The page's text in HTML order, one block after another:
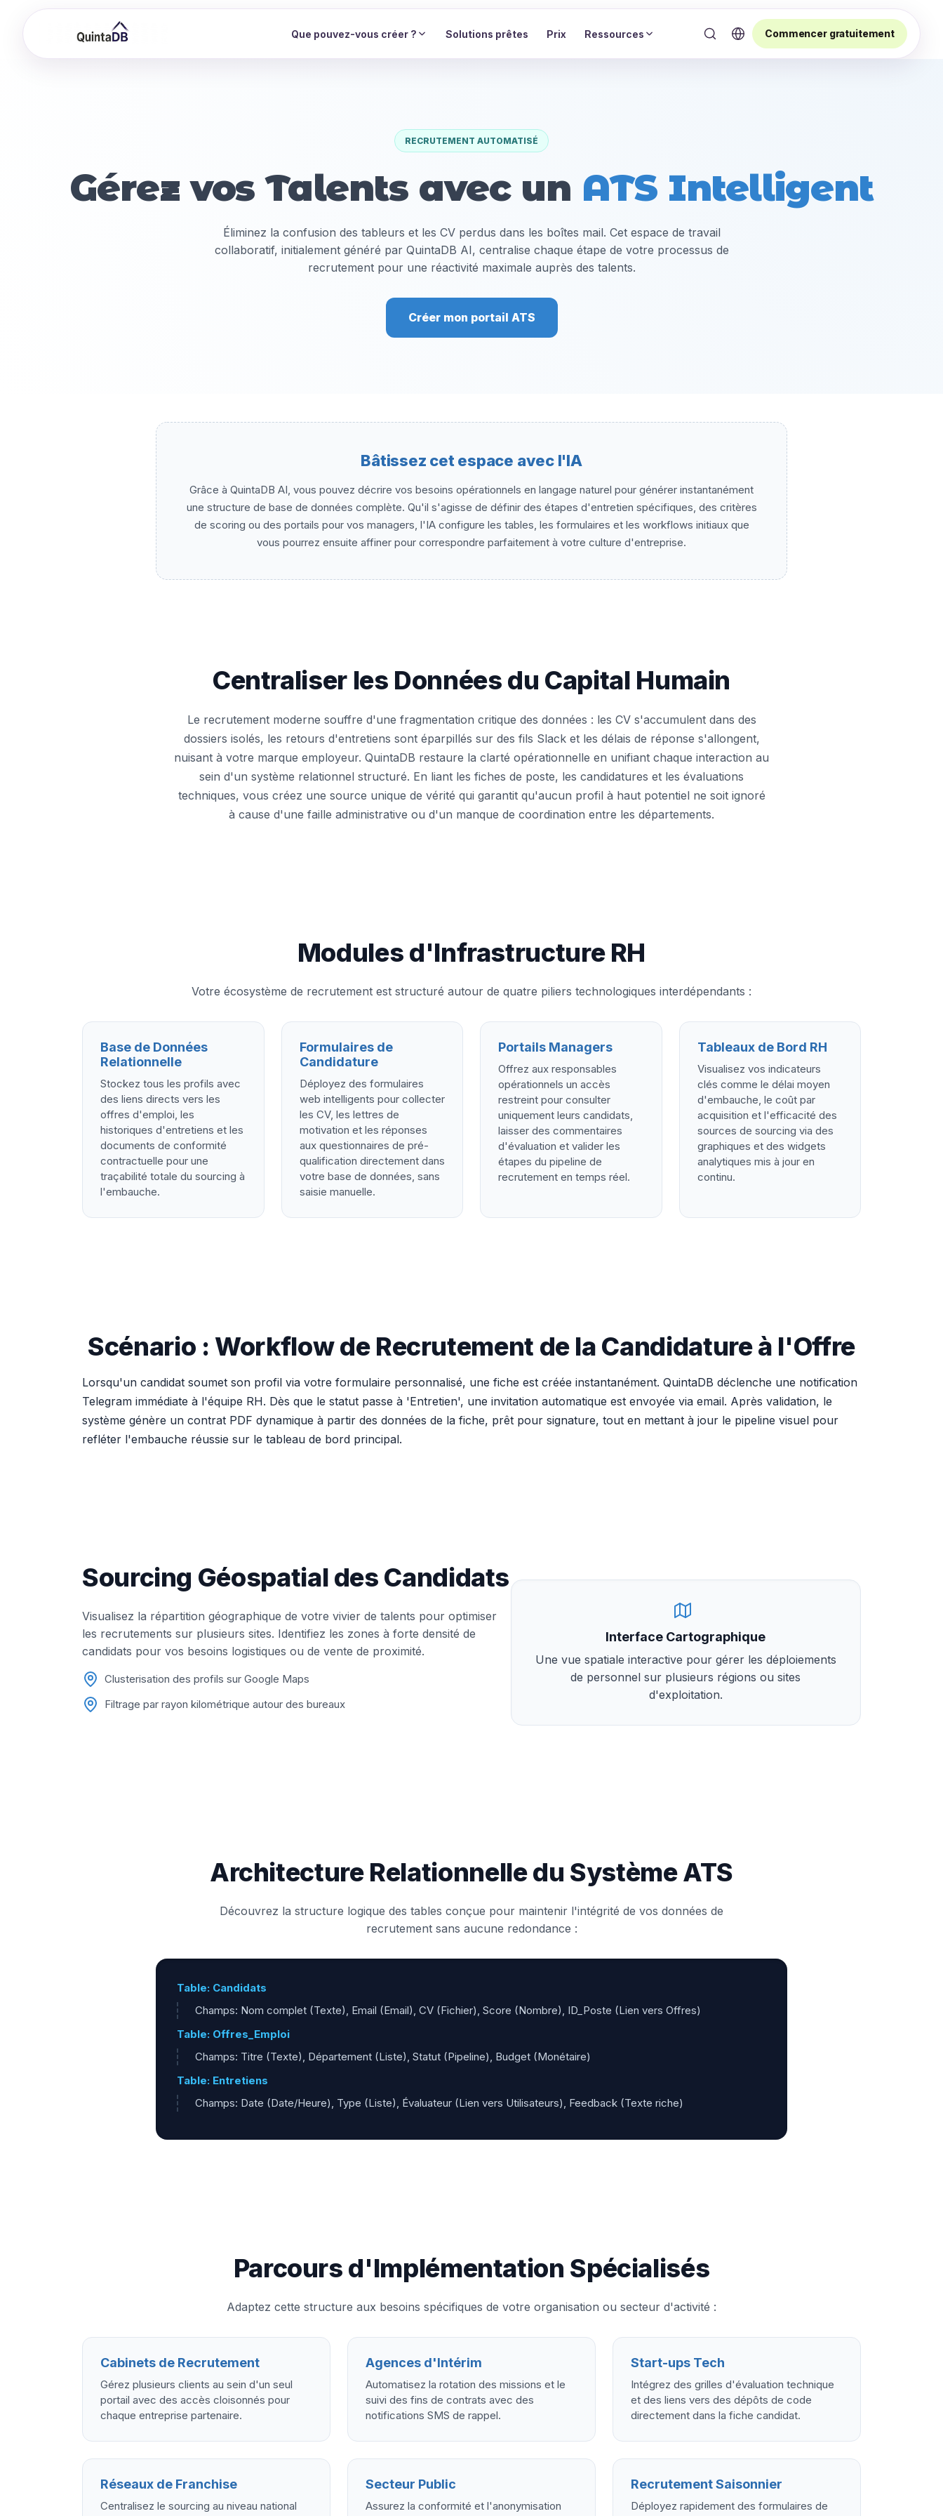
Que pouvez-vous créer ? Solutions prêtes Prix Ressources Commencer gratuitement
RECRUTEMENT AUTOMATISÉ
Gérez vos Talents avec un ATS Intelligent
Éliminez la confusion des tableurs et les CV perdus dans les boîtes mail. Cet espace de travail
collaboratif, initialement généré par QuintaDB AI, centralise chaque étape de votre processus de
recrutement pour une réactivité maximale auprès des talents.
Créer mon portail ATS
Bâtissez cet espace avec l'IA
Grâce à QuintaDB AI, vous pouvez décrire vos besoins opérationnels en langage naturel pour générer instantanément
une structure de base de données complète. Qu'il s'agisse de définir des étapes d'entretien spécifiques, des critères
de scoring ou des portails pour vos managers, l'IA configure les tables, les formulaires et les workflows initiaux que
vous pourrez ensuite affiner pour correspondre parfaitement à votre culture d'entreprise.
Centraliser les Données du Capital Humain
Le recrutement moderne souffre d'une fragmentation critique des données : les CV s'accumulent dans des
dossiers isolés, les retours d'entretiens sont éparpillés sur des fils Slack et les délais de réponse s'allongent,
nuisant à votre marque employeur. QuintaDB restaure la clarté opérationnelle en unifiant chaque interaction au
sein d'un système relationnel structuré. En liant les fiches de poste, les candidatures et les évaluations
techniques, vous créez une source unique de vérité qui garantit qu'aucun profil à haut potentiel ne soit ignoré
à cause d'une faille administrative ou d'un manque de coordination entre les départements.
Modules d'Infrastructure RH
Votre écosystème de recrutement est structuré autour de quatre piliers technologiques interdépendants :
Base de Données
Relationnelle
Stockez tous les profils avec
des liens directs vers les
offres d'emploi, les
historiques d'entretiens et les
documents de conformité
contractuelle pour une
traçabilité totale du sourcing à
l'embauche.
Formulaires de
Candidature
Déployez des formulaires
web intelligents pour collecter
les CV, les lettres de
motivation et les réponses
aux questionnaires de pré-
qualification directement dans
votre base de données, sans
saisie manuelle.
Portails Managers
Offrez aux responsables
opérationnels un accès
restreint pour consulter
uniquement leurs candidats,
laisser des commentaires
d'évaluation et valider les
étapes du pipeline de
recrutement en temps réel.
Tableaux de Bord RH
Visualisez vos indicateurs
clés comme le délai moyen
d'embauche, le coût par
acquisition et l'efficacité des
sources de sourcing via des
graphiques et des widgets
analytiques mis à jour en
continu.
Scénario : Workflow de Recrutement de la Candidature à l'Offre
Lorsqu'un candidat soumet son profil via votre formulaire personnalisé, une fiche est créée instantanément. QuintaDB déclenche une notification
Telegram immédiate à l'équipe RH. Dès que le statut passe à 'Entretien', une invitation automatique est envoyée via email. Après validation, le
système génère un contrat PDF dynamique à partir des données de la fiche, prêt pour signature, tout en mettant à jour le pipeline visuel pour
refléter l'embauche réussie sur le tableau de bord principal.
Sourcing Géospatial des Candidats
Visualisez la répartition géographique de votre vivier de talents pour optimiser
les recrutements sur plusieurs sites. Identifiez les zones à forte densité de
candidats pour vos besoins logistiques ou de vente de proximité.
Clusterisation des profils sur Google Maps
Filtrage par rayon kilométrique autour des bureaux
Interface Cartographique
Une vue spatiale interactive pour gérer les déploiements
de personnel sur plusieurs régions ou sites
d'exploitation.
Architecture Relationnelle du Système ATS
Découvrez la structure logique des tables conçue pour maintenir l'intégrité de vos données de
recrutement sans aucune redondance :
Table: Candidats
Champs: Nom complet (Texte), Email (Email), CV (Fichier), Score (Nombre), ID_Poste (Lien vers Offres)
Table: Offres_Emploi
Champs: Titre (Texte), Département (Liste), Statut (Pipeline), Budget (Monétaire)
Table: Entretiens
Champs: Date (Date/Heure), Type (Liste), Évaluateur (Lien vers Utilisateurs), Feedback (Texte riche)
Parcours d'Implémentation Spécialisés
Adaptez cette structure aux besoins spécifiques de votre organisation ou secteur d'activité :
Cabinets de Recrutement
Gérez plusieurs clients au sein d'un seul
portail avec des accès cloisonnés pour
chaque entreprise partenaire.
Agences d'Intérim
Automatisez la rotation des missions et le
suivi des fins de contrats avec des
notifications SMS de rappel.
Start-ups Tech
Intégrez des grilles d'évaluation technique
et des liens vers des dépôts de code
directement dans la fiche candidat.
Réseaux de Franchise
Centralisez le sourcing au niveau national
Secteur Public
Assurez la conformité et l'anonymisation
Recrutement Saisonnier
Déployez rapidement des formulaires de